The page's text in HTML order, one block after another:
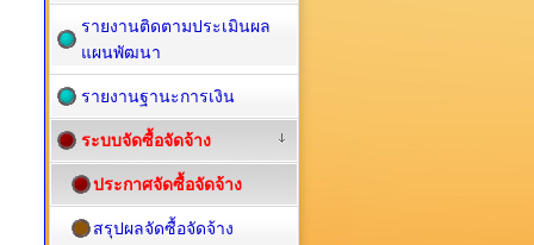
รายงานติดตามประเมินผล
แผนพัฒนา
รายงานฐานะการเงิน
ระบบจัดซื้อจัดจ้าง
ประกาศจัดซื้อจัดจ้าง
สรุปผลจัดซื้อจัดจ้าง